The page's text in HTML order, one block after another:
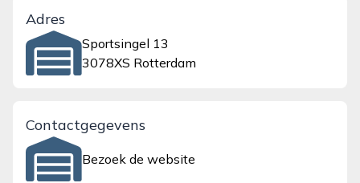
Adres
Sportsingel 13
3078XS Rotterdam
Contactgegevens
Bezoek de website